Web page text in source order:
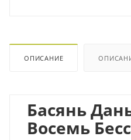
ОПИСАНИЕ
Басянь
Восемь